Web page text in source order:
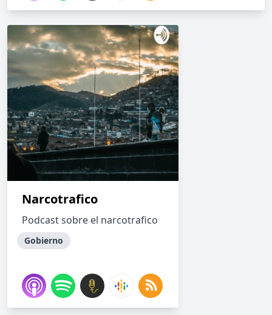
Narcotrafico
Podcast sobre el narcotrafico
Gobierno